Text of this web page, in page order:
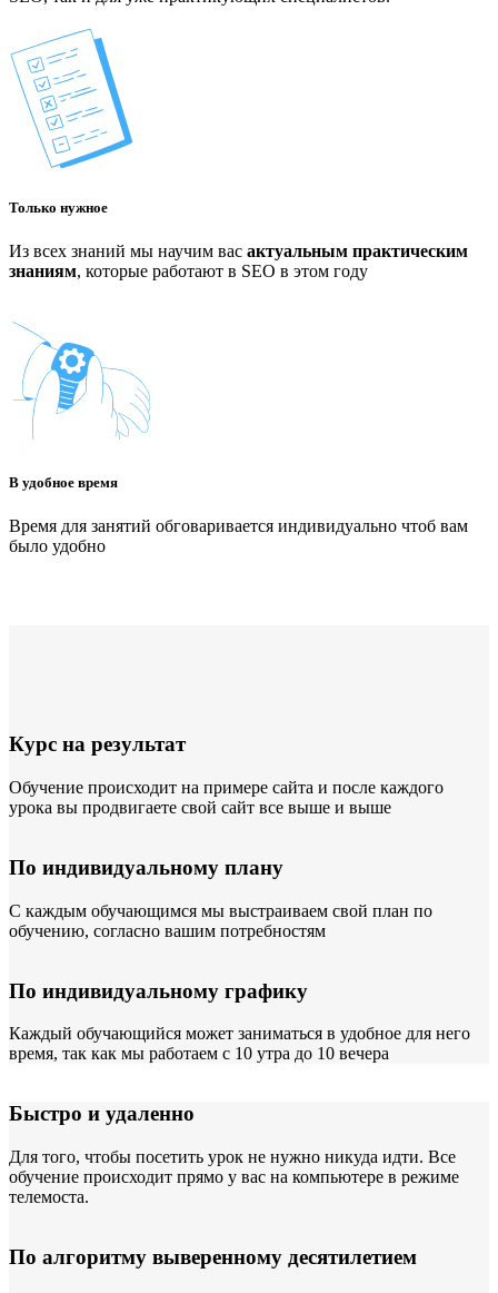
Только нужное
Из всех знаний мы научим вас актуальным практическим
знаниям, которые работают в SEO в этом году
В удобное время
Время для занятий обговаривается индивидуально чтоб вам
было удобно
Курс на результат
Обучение происходит на примере сайта и после каждого
урока вы продвигаете свой сайт все выше и выше
По индивидуальному плану
С каждым обучающимся мы выстраиваем свой план по
обучению, согласно вашим потребностям
По индивидуальному графику
Каждый обучающийся может заниматься в удобное для него
время, так как мы работаем с 10 утра до 10 вечера
Быстро и удаленно
Для того, чтобы посетить урок не нужно никуда идти. Все
обучение происходит прямо у вас на компьютере в режиме
телемоста.
По алгоритму выверенному десятилетием